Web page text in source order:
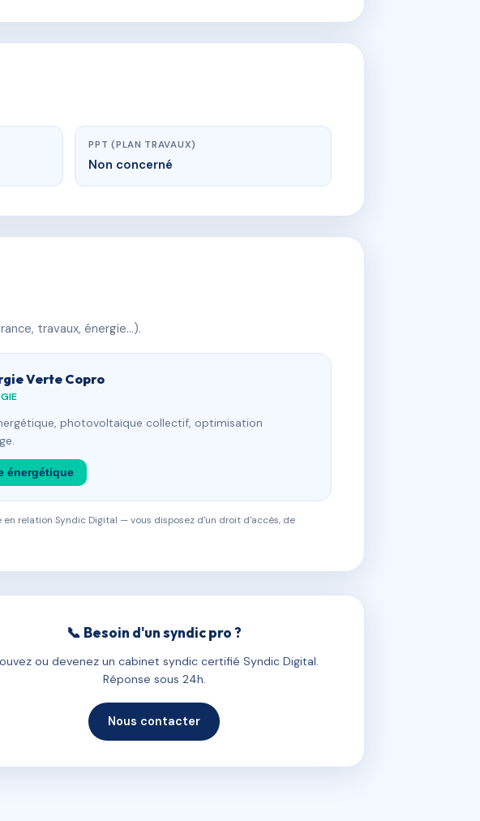
PPT (PLAN TRAVAUX)
Non concerné
travaux, énergie…).
Verte Copro
photovoltaïque collectif, optimisation
énergétique
relation Syndic Digital — vous disposez d'un droit d'accès, de
📞 Besoin d'un syndic pro ?
ou devenez un cabinet syndic certifié Syndic Digital.
Réponse sous 24h.
Nous contacter